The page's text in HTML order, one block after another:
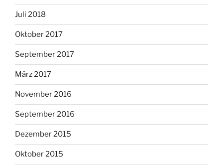
Juli 2018
Oktober 2017
September 2017
März 2017
November 2016
September 2016
Dezember 2015
Oktober 2015